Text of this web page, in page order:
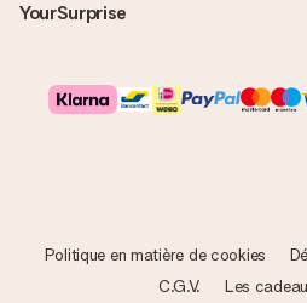
YourSurprise
Politique en matière de cookies
C.G.V.
Les